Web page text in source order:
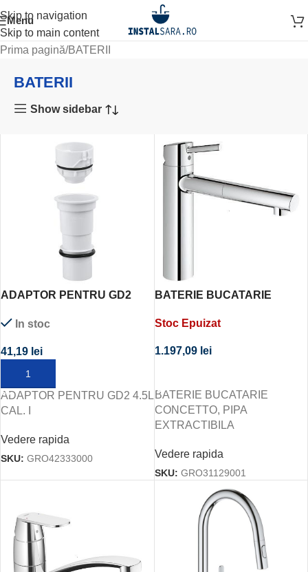
Skip to navigation
Skip to main content
Menu
Prima pagină BATERII
BATERII
Show sidebar
ADAPTOR PENTRU GD2
In stoc
41,19 lei
ADAUGĂ ÎN COȘ
ADAPTOR PENTRU GD2 4.5L
CAL. I
Vedere rapida
SKU: GRO42333000
BATERIE BUCATARIE
EXTRACTIBILA
Stoc Epuizat
1.197,09 lei
BATERIE BUCATARIE
CONCETTO, PIPA
EXTRACTIBILA
Vedere rapida
SKU: GRO31129001